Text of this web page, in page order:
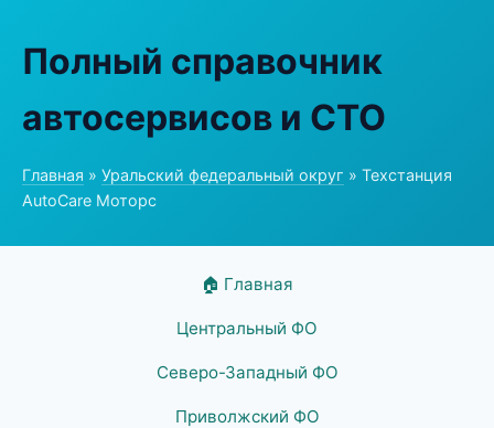
Полный справочник
автосервисов и СТО
Главная » Уральский федеральный округ » Техстанция
AutoCare Моторс
🏠 Главная
Центральный ФО
Северо-Западный ФО
Приволжский ФО